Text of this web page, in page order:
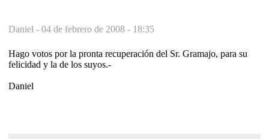
Daniel - 04 de febrero de 2008 - 18:35
Hago votos por la pronta recuperación del Sr. Gramajo, para su
felicidad y la de los suyos.-
Daniel